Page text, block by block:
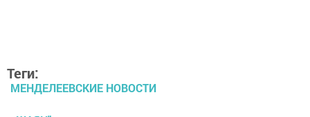
Теги:
МЕНДЕЛЕЕВСКИЕ НОВОСТИ